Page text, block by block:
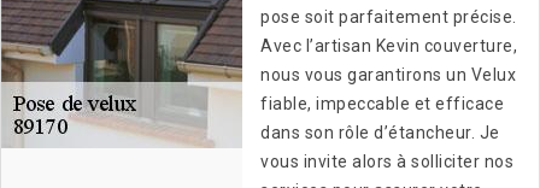
pose soit parfaitement précise.
Avec l’artisan Kevin couverture,
nous vous garantirons un Velux
fiable, impeccable et efficace
dans son rôle d’étancheur. Je
vous invite alors à solliciter nos